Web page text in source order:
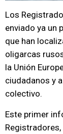
Los
enviado ya un
que han
oligarcas
la Unión
ciudadanos y
colectivo.
Este primer